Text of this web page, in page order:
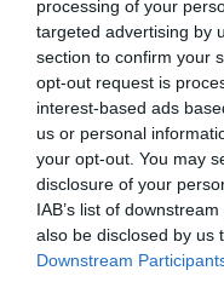
processing of your
targeted advertising by
section to confirm your
opt-out request is
interest-based ads
us or personal
your opt-out. You may
disclosure of your
IAB’s list of
also be disclosed by us
Downstream
– Une fonction «
répartition différente.
boissons pour tout le
a bu deux, vous
parts).
À noter : une fois le
Vous avez encore
effectuées. Vous